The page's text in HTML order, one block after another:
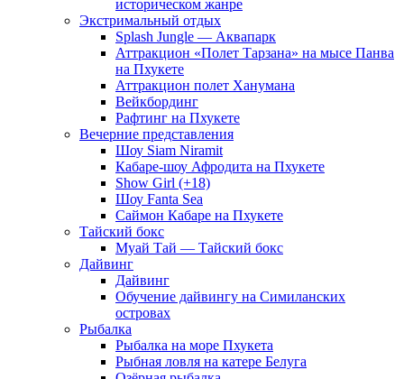
историческом жанре
Экстримальный отдых
Splash Jungle — Аквапарк
Аттракцион «Полет Тарзана» на мысе Панва
на Пхукете
Аттракцион полет Ханумана
Вейкбординг
Рафтинг на Пхукете
Вечерние представления
Шоу Siam Niramit
Кабаре-шоу Афродита на Пхукете
Show Girl (+18)
Шоу Fanta Sea
Саймон Кабаре на Пхукете
Тайский бокс
Муай Тай — Тайский бокс
Дайвинг
Дайвинг
Обучение дайвингу на Симиланских
островах
Рыбалка
Рыбалка на море Пхукета
Рыбная ловля на катере Белуга